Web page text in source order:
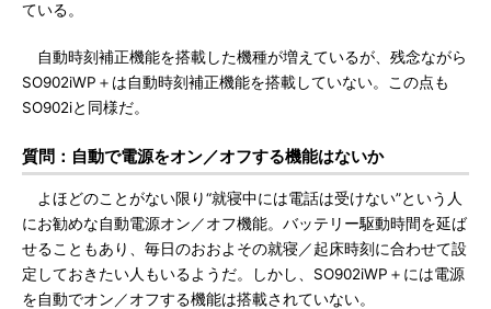
ている。
自動時刻補正機能を搭載した機種が増えているが、残念ながら
SO902iWP＋は自動時刻補正機能を搭載していない。この点も
SO902iと同様だ。
質問：自動で電源をオン／オフする機能はないか
よほどのことがない限り“就寝中には電話は受けない”という人
にお勧めな自動電源オン／オフ機能。バッテリー駆動時間を延ば
せることもあり、毎日のおおよその就寝／起床時刻に合わせて設
定しておきたい人もいるようだ。しかし、SO902iWP＋には電源
を自動でオン／オフする機能は搭載されていない。